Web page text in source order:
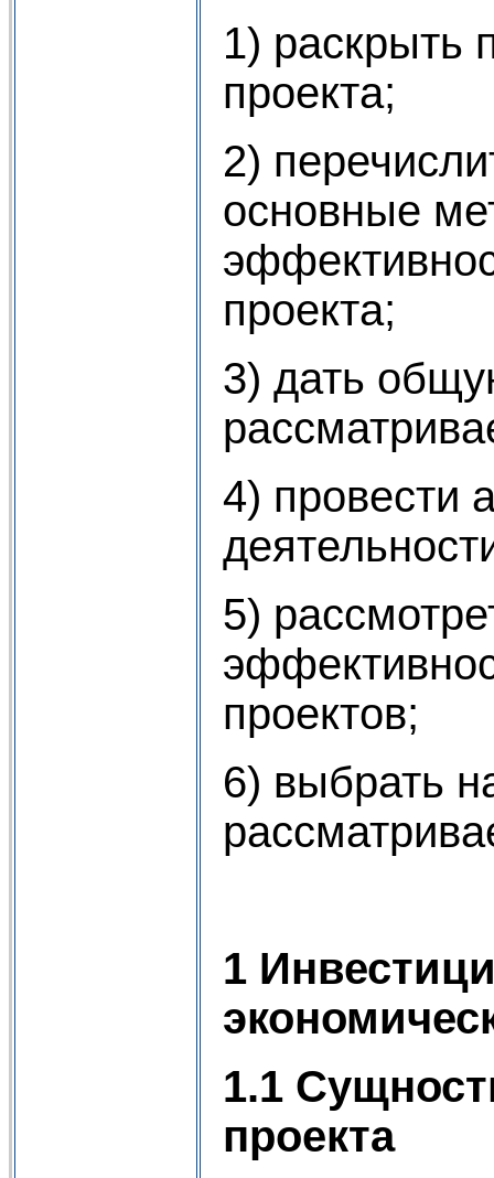
1) раскрыть
проекта;
2)
основные
проекта;
3) дать
4) провести
5)
проектов;
6) выбрать
1
1.1
проекта